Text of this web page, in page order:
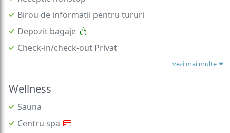
Birou de informatii pentru tururi
Depozit bagaje
Check-in/check-out Privat
vezi mai multe
Wellness
Sauna
Centru spa